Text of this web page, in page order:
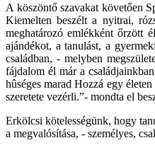
A köszöntő szavakat követően
Kiemelten beszélt a nyitrai,
meghatározó emlékként őrzött
ajándékot, a tanulást, a
családban, - melyben
fájdalom él már a
hûséges marad Hozzá egy
szeretete vezérli.”- mondta el
Erkölcsi kötelességünk, hogy
a megvalósítása, - személyes,